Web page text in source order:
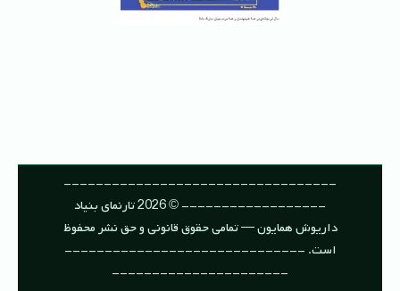
----------------------------------
------------------ © 2026 تارنمای بنیاد
داریوش همایون — تمامی حقوق قانونی و حق نشر محفوظ
است. ------------------------------
----------------------